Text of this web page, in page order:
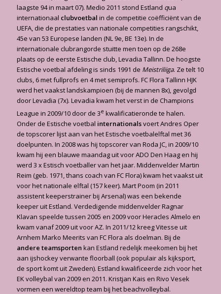
laagste 94 in maart 07). Medio 2011 stond Estland qua
internationaal clubvoetbal in de competitie coëfficiënt van de
UEFA, die de prestaties van nationale competities rangschikt,
45e van 53 Europese landen (NL 9e, BE 13e). In de
internationale clubrangorde stuitte men toen op de 268e
plaats op de eerste Estische club, Levadia Tallinn. De hoogste
Estische voetbal afdeling is sinds 1991 de Meistriliiga. Ze telt 10
clubs, 6 met fullprofs en 4 met semiprofs. FC Flora Tallinn HJK
werd het vaakst landskampioen (bij de mannen 8x), gevolgd
door Levadia (7x). Levadia kwam het verst in de Champions
League in 2009/10 door de 3e kwalificatieronde te halen.
Onder de Estische voetbal internationalsvoert Andres Oper
de topscorer lijst aan van het Estische voetbalelftal met 36
doelpunten. In 2008 was hij topscorer van Roda JC, in 2009/10
kwam hij een blauwe maandag uit voor ADO Den Haag en hij
werd 3 x Estisch voetballer van het jaar. Middenvelder Martin
Reim (geb. 1971, thans coach van FC Flora) kwam het vaakst uit
voor het nationale elftal (157 keer). Mart Poom (in 2011
assistent keeperstrainer bij Arsenal) was een bekende
keeper uit Estland. Verdedigende middenvelder Ragnar
Klavan speelde tussen 2005 en 2009 voor Heracles Almelo en
kwam vanaf 2009 uit voor AZ. In 2011/12 kreeg Vitesse uit
Arnhem Marko Meerits van FC Flora als doelman. Bij de
andere teamsporten kan Estland redelijk meekomen bij het
aan ijshockey verwante floorball (ook populair als kijksport,
de sport komt uit Zweden). Estland kwalificeerde zich voor het
EK volleybal van 2009 en 2011. Kristjan Kais en Rivo Vesek
vormen een wereldtop team bij het beachvolleybal.